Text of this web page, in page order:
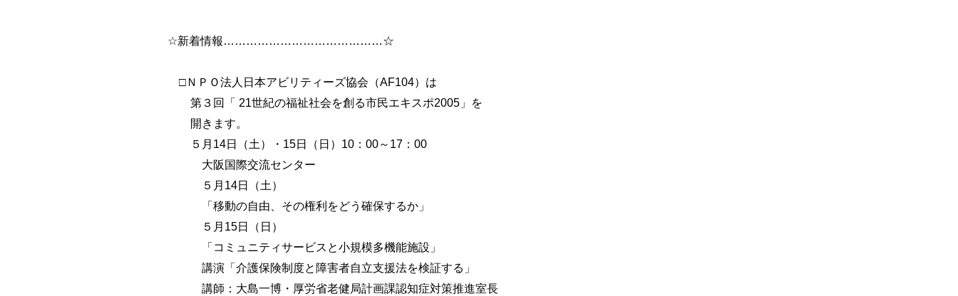
☆新着情報……………………………………☆
□ＮＰＯ法人日本アビリティーズ協会（AF104）は
第３回「 21世紀の福祉社会を創る市民エキスポ2005」を
開きます。
５月14日（土）・15日（日）10：00～17：00
大阪国際交流センター
５月14日（土）
「移動の自由、その権利をどう確保するか」
５月15日（日）
「コミュニティサービスと小規模多機能施設」
講演「介護保険制度と障害者自立支援法を検証する」
講師：大島一博・厚労省老健局計画課認知症対策推進室長